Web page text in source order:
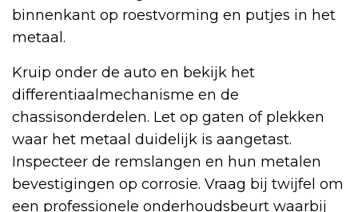
binnenkant op roestvorming en putjes in het
metaal.
Kruip onder de auto en bekijk het
differentiaalmechanisme en de
chassisonderdelen. Let op gaten of plekken
waar het metaal duidelijk is aangetast.
Inspecteer de remslangen en hun metalen
bevestigingen op corrosie. Vraag bij twijfel om
een professionele onderhoudsbeurt waarbij